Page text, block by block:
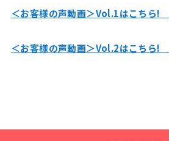
＜お客様の声動画＞Vol.1はこちら!
＜お客様の声動画＞Vol.2はこちら!